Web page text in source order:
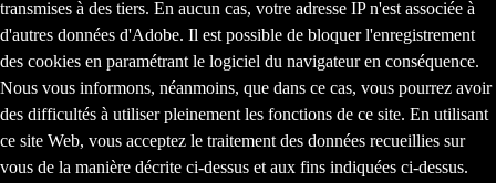
transmises à des tiers. En aucun cas, votre adresse IP n'est associée à
d'autres données d'Adobe. Il est possible de bloquer l'enregistrement
des cookies en paramétrant le logiciel du navigateur en conséquence.
Nous vous informons, néanmoins, que dans ce cas, vous pourrez avoir
des difficultés à utiliser pleinement les fonctions de ce site. En utilisant
ce site Web, vous acceptez le traitement des données recueillies sur
vous de la manière décrite ci-dessus et aux fins indiquées ci-dessus.